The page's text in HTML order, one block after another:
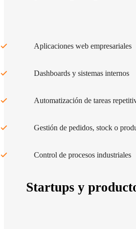
Aplicaciones web empresariales
Dashboards y sistemas internos
Automatización de tareas
Gestión de pedidos, stock o
Control de procesos industriales
Startups y